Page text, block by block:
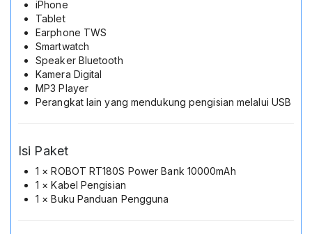
iPhone
Tablet
Earphone TWS
Smartwatch
Speaker Bluetooth
Kamera Digital
MP3 Player
Perangkat lain yang mendukung pengisian melalui USB
Isi Paket
1 × ROBOT RT180S Power Bank 10000mAh
1 × Kabel Pengisian
1 × Buku Panduan Pengguna